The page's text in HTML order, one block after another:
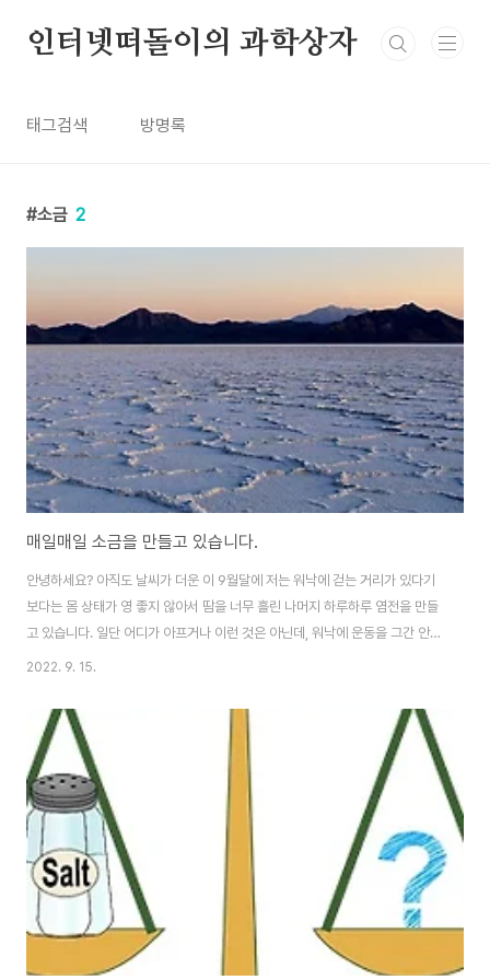
인터넷떠돌이의 과학상자
태그검색 방명록
소금 2
매일매일 소금을 만들고 있습니다.
안녕하세요? 아직도 날씨가 더운 이 9월달에 저는 워낙에 걷는 거리가 있다기
보다는 몸 상태가 영 좋지 않아서 땀을 너무 흘린 나머지 하루하루 염전을 만들
고 있습니다. 일단 어디가 아프거나 이런 것은 아닌데, 워낙에 운동을 그간 안하
다 보니, 이런 상황이 발생한 것 입니다. 아무튼 인수인계 받기 위해서는 어쩔
어서 땀흘릴 일이 좀 있어야 한다는 것 입니다. 그래도 어떻게 간만에 시작한 일
이기 때문에, 허무하게 끝낼 수는 없고 해서 어떻게 해서건 잘 해나가야 합니다.
2022. 9. 15.